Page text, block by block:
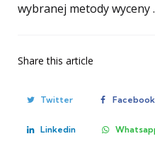
wybranej metody wyceny .
Share this article
Twitter Facebook
Linkedin